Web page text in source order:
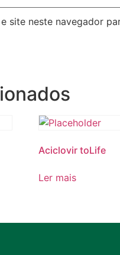
site neste navegador
Aciclovir toLife
Ler mais